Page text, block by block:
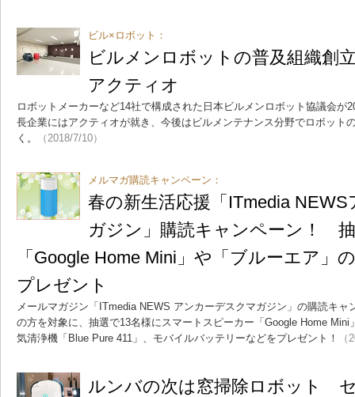
ビル×ロボット：
ビルメンロボットの普及組織創
アクティオ
ロボットメーカーなど14社で構成された日本ビルメンロボット協議会が
長企業にはアクティオが就き、今後はビルメンテナンス分野でロボット
く。
（2018/7/10）
メルマガ購読キャンペーン：
春の新生活応援「ITmedia
ガジン」購読キャンペーン！
「Google Home Mini」や「ブルーエア」
プレゼント
メールマガジン「ITmedia NEWS アンカーデスクマガジン」の購読キャ
の方を対象に、抽選で13名様にスマートスピーカー「Google Home Mini
気清浄機「Blue Pure 411」、モバイルバッテリーなどをプレゼント！
ルンバの次は窓掃除ロボット